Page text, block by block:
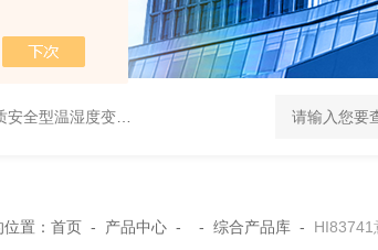
送器系列 适用于 0 区和 20 区 DS-
置： 首页- 产品中心- - 综合产品库- HI83741